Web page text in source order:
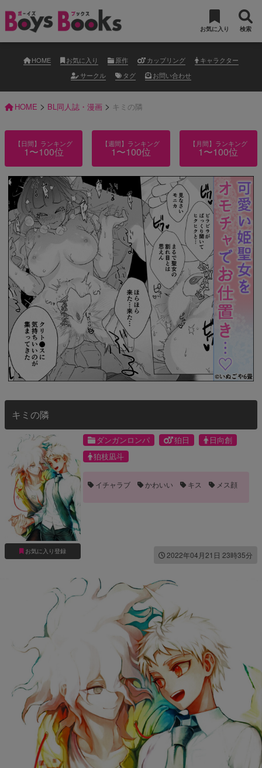
お気に入り 検索
HOME お気に入り 原作 カップリング
キャラクター
サークル
タグ お問い合わせ
HOME > BL同人誌・漫画 > キミの隣
【日間】ランキング
1〜100位
【週間】ランキング
1〜100位
【月間】ランキング
1〜100位
キミの隣
お気に入り登録
ダンガンロンパ 狛日
日向創
狛枝凪斗
イチャラブ かわいい キス メス顔
2022年04月21日 23時35分